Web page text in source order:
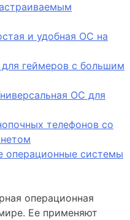
и удобная ОС на
геймеров с большим
ОС для
телефонов со
операционные системы
операционная
Ее применяют